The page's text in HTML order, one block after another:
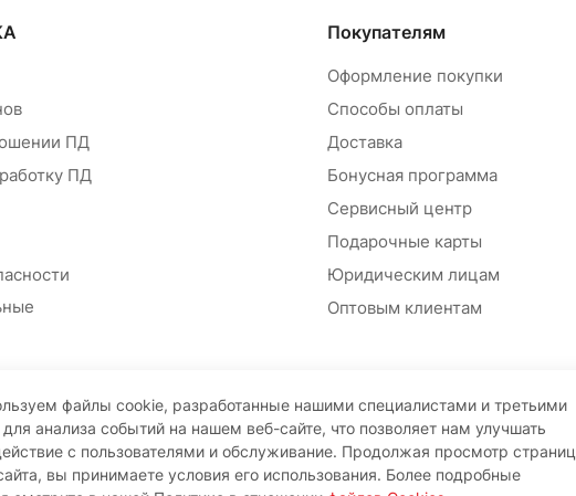
ПД
ПД
Покупателям
Оформление покупки
Способы оплаты
Доставка
Бонусная программа
Сервисный центр
Подарочные карты
Юридическим лицам
Оптовым клиентам
файлы cookie, разработанные нашими специалистами и третьими
анализа событий на нашем веб-сайте, что позволяет нам улучшать
с пользователями и обслуживание. Продолжая просмотр страниц
вы принимаете условия его использования. Более подробные